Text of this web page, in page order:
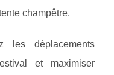
champêtre.
les déplacements
et maximiser